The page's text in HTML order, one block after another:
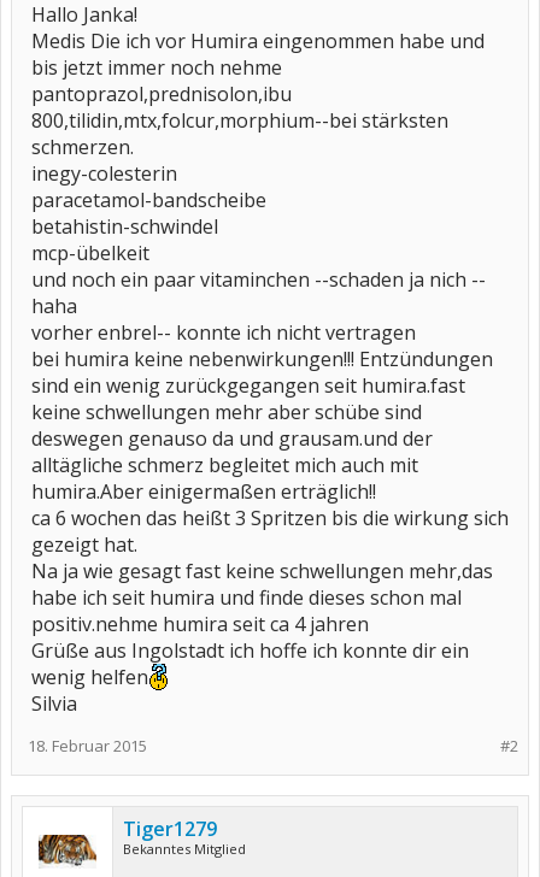
Hallo Janka!
Medis Die ich vor Humira eingenommen habe und
bis jetzt immer noch nehme
pantoprazol,prednisolon,ibu
800,tilidin,mtx,folcur,morphium--bei stärksten
schmerzen.
inegy-colesterin
paracetamol-bandscheibe
betahistin-schwindel
mcp-übelkeit
und noch ein paar vitaminchen --schaden ja nich --
haha
vorher enbrel-- konnte ich nicht vertragen
bei humira keine nebenwirkungen!!! Entzündungen
sind ein wenig zurückgegangen seit humira.fast
keine schwellungen mehr aber schübe sind
deswegen genauso da und grausam.und der
alltägliche schmerz begleitet mich auch mit
humira.Aber einigermaßen erträglich!!
ca 6 wochen das heißt 3 Spritzen bis die wirkung sich
gezeigt hat.
Na ja wie gesagt fast keine schwellungen mehr,das
habe ich seit humira und finde dieses schon mal
positiv.nehme humira seit ca 4 jahren
Grüße aus Ingolstadt ich hoffe ich konnte dir ein
wenig helfen
Silvia
#2
18. Februar 2015
Tiger1279
Bekanntes Mitglied